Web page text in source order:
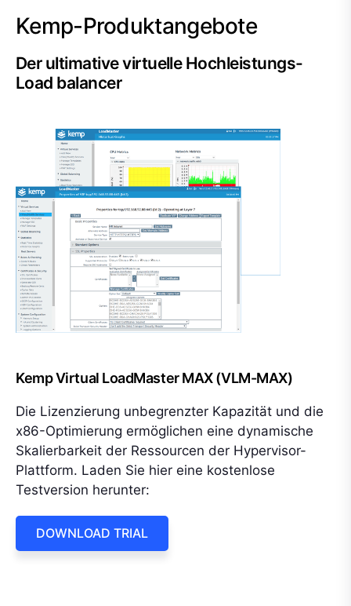
Kemp-Produktangebote
Der ultimative virtuelle Hochleistungs-
Load balancer
Kemp Virtual LoadMaster MAX (VLM-MAX)
Die Lizenzierung unbegrenzter Kapazität und die
x86-Optimierung ermöglichen eine dynamische
Skalierbarkeit der Ressourcen der Hypervisor-
Plattform. Laden Sie hier eine kostenlose
Testversion herunter:
DOWNLOAD TRIAL